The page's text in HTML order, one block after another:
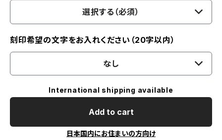
選択する（必須）
刻印希望の文字をお入れください（20字以内）
なし
International shipping available
Add to cart
日本国内にお住まいの方向け